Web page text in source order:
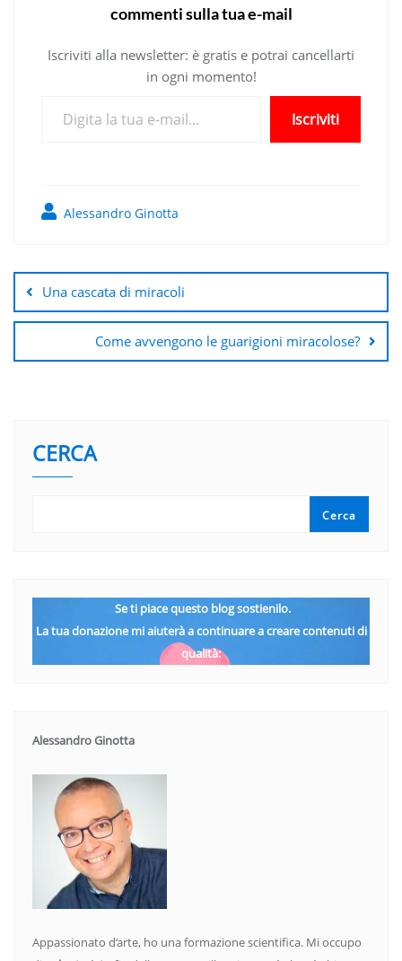
commenti sulla tua e-mail
Iscriviti alla newsletter: è gratis e potrai cancellarti
in ogni momento!
Iscriviti
Alessandro Ginotta
articoli
Una cascata di miracoli
Come avvengono le guarigioni miracolose?
CERCA
Cerca
Se ti piace questo blog sostienilo.
La tua donazione mi aiuterà a continuare a creare contenuti di
qualità:
Alessandro Ginotta
Appassionato d’arte, ho una formazione scientifica. Mi occupo